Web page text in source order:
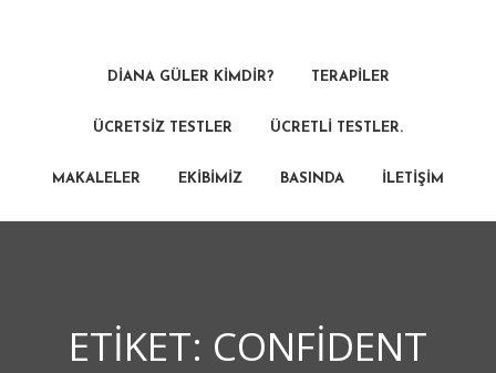
DIANA GÜLER KIMDIR? TERAPILER
ÜCRETSIZ TESTLER ÜCRETLI TESTLER.
MAKALELER EKIBIMIZ BASINDA İLETIŞIM
ETIKET: CONFIDENT